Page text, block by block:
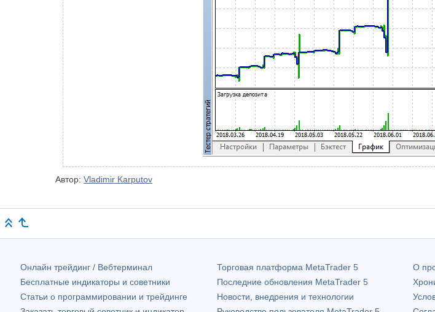
Автор: Vladimir Karputov
Онлайн трейдинг / Вебтерминал
Бесплатные индикаторы и советники
Статьи о программировании и трейдинге
Торговая платформа MetaTrader 5
Последние обновления MetaTrader 5
Новости, внедрения и технологии
О